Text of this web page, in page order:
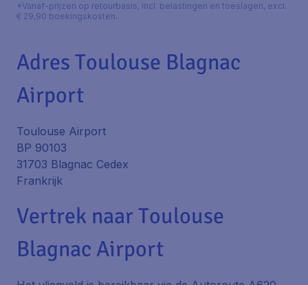
*Vanaf-prijzen op retourbasis, incl. belastingen en toeslagen, excl.
€ 29,90 boekingskosten.
Adres Toulouse Blagnac
Airport
Toulouse Airport
BP 90103
31703 Blagnac Cedex
Frankrijk
Vertrek naar Toulouse
Blagnac Airport